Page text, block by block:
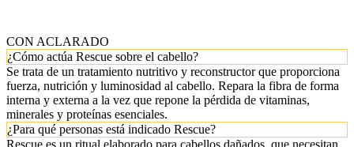
CON ACLARADO
¿Cómo actúa Rescue sobre el cabello?
Se trata de un tratamiento nutritivo y reconstructor que proporciona
fuerza, nutrición y luminosidad al cabello. Repara la fibra de forma
interna y externa a la vez que repone la pérdida de vitaminas,
minerales y proteínas esenciales.
¿Para qué personas está indicado Rescue?
Rescue es un ritual elaborado para cabellos dañados, que necesitan